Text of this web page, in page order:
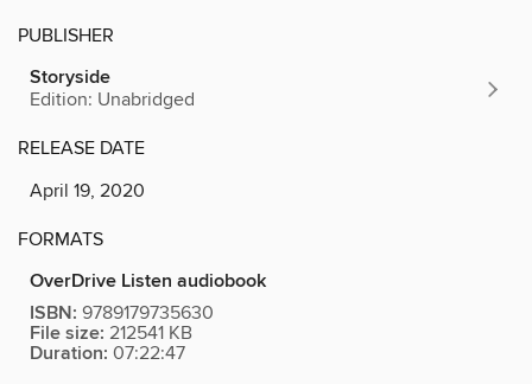
PUBLISHER
Storyside
Edition: Unabridged
RELEASE DATE
April 19, 2020
FORMATS
OverDrive Listen audiobook
ISBN: 9789179735630
File size: 212541 KB
Duration: 07:22:47